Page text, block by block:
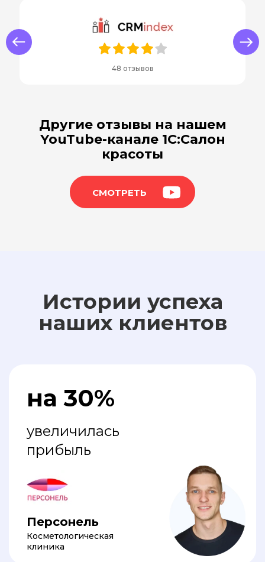
48 отзывов
Другие отзывы на нашем
YouTube-канале 1С:Салон
красоты
СМОТРЕТЬ
Истории успеха
наших клиентов
на 30%
увеличилась
прибыль
Персонель
Косметологическая
клиника